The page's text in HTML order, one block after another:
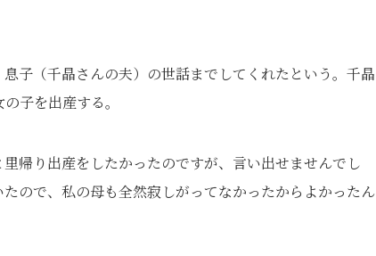
子（千晶さんの夫）の世話までしてくれたという。千晶
子を出産する。
帰り出産をしたかったのですが、言い出せませんでし
ので、私の母も全然寂しがってなかったからよかったん